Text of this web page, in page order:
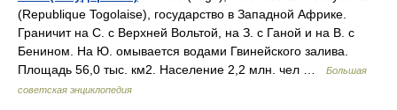
(Republique Togolaise), государство в Западной Африке.
Граничит на С. с Верхней Вольтой, на З. с Ганой и на В. с
Бенином. На Ю. омывается водами Гвинейского залива.
Площадь 56,0 тыс. км2. Население 2,2 млн. чел …
Большая
советская энциклопедия